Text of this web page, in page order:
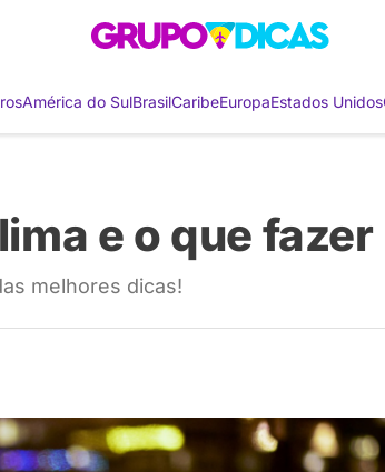
América do SulBrasilCaribeEuropaEstados Unidos
e o que
melhores dicas!